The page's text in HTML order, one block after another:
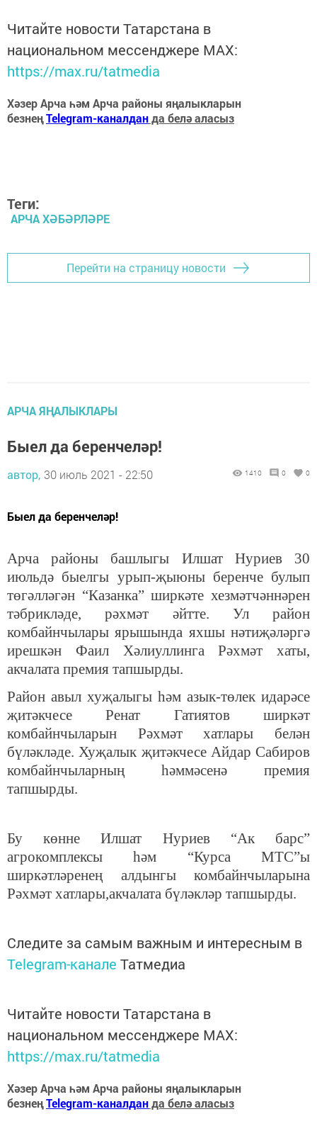
Читайте новости Татарстана в
национальном мессенджере MАХ:
https://max.ru/tatmedia
Хәзер Арча һәм Арча районы яңалыкларын
безнеңTelegram-каналданда белә аласыз
Теги:
АРЧА ХӘБӘРЛӘРЕ
Перейти на страницу новости
АРЧА ЯҢАЛЫКЛАРЫ
Быел да беренчеләр!
автор, 30 июль 2021 - 22:50 1410 0 0
Быел да беренчеләр!
Арча районы башлыгы Илшат Нуриев 30
июльдә быелгы урып-җыюны беренче булып
төгәлләгән “Казанка” ширкәте хезмәтчәннәрен
тәбрикләде, рәхмәт әйтте. Ул район
комбайнчылары ярышында яхшы нәтиҗәләргә
ирешкән Фаил Хәлиуллинга Рәхмәт хаты,
акчалата премия тапшырды.
Район авыл хуҗалыгы һәм азык-төлек идарәсе
җитәкчесе Ренат Гатиятов ширкәт
комбайнчыларын Рәхмәт хатлары белән
бүләкләде. Хуҗалык җитәкчесе Айдар Сабиров
комбайнчыларның һәммәсенә премия
тапшырды.
Бу көнне Илшат Нуриев “Ак барс”
агрокомплексы һәм “Курса МТС”ы
ширкәтләренең алдынгы комбайнчыларына
Рәхмәт хатлары,акчалата бүләкләр тапшырды.
Следите за самым важным и интересным в
Telegram-канале Татмедиа
Читайте новости Татарстана в
национальном мессенджере MАХ:
https://max.ru/tatmedia
Хәзер Арча һәм Арча районы яңалыкларын
безнеңTelegram-каналданда белә аласыз